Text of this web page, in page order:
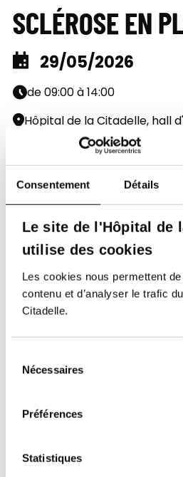
Consentement Détails
Le site de l'Hôpital de
utilise des cookies
Les cookies nous permettent
contenu et d’analyser le trafic
Citadelle.
Nécessaires
Préférences
Statistiques
SCLÉROSE EN
Présentiel
29/05/2026
de 09:00 à 14:00
Hôpital de la Citadelle, hall
Venez à la
équipe
Votre don à la Fondation
leurs proches.